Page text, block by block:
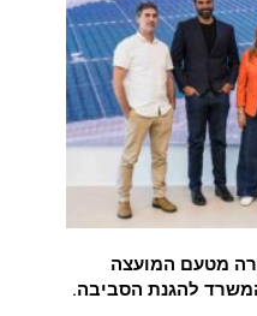
מטעם המועצה
להגנת הסביבה.